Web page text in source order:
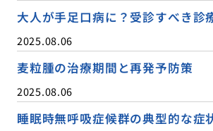
大人が手足口病に？受診すべき診
2025.08.06
麦粒腫の治療期間と再発予防策
2025.08.06
睡眠時無呼吸症候群の典型的な症